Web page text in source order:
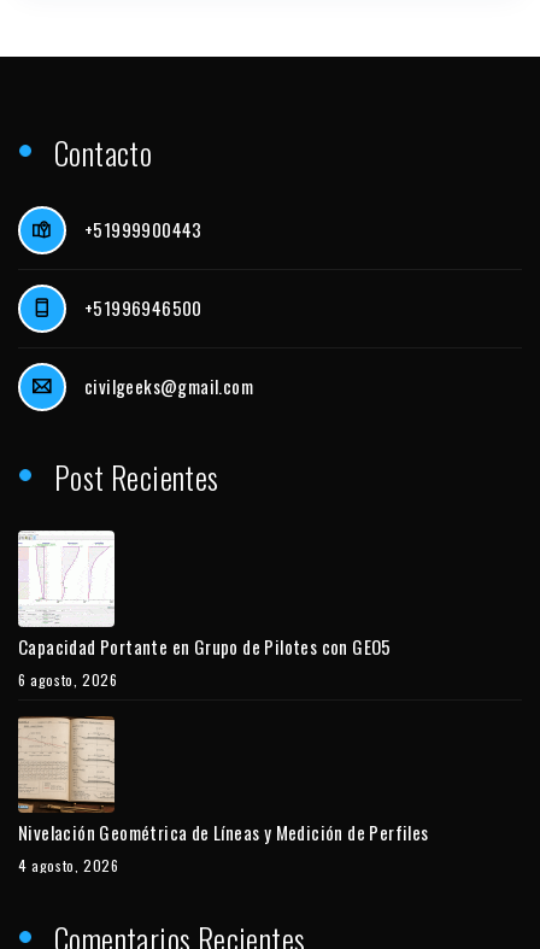
Contacto
+51999900443
+51996946500
civilgeeks@gmail.com
Post Recientes
Capacidad Portante en Grupo de Pilotes con GEO5
6 agosto, 2026
Nivelación Geométrica de Líneas y Medición de Perfiles
4 agosto, 2026
Comentarios Recientes